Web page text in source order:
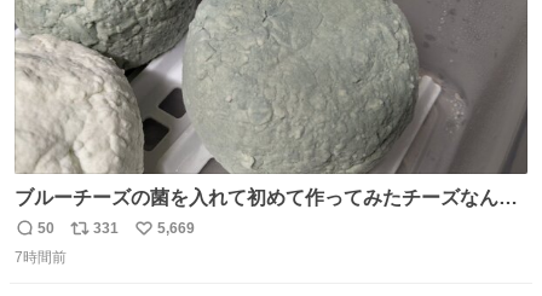
ブルーチーズの菌を入れて初めて作ってみたチーズなんだ
けど 本能でちょっとヤバいと思っちゃう見た目だな
返
信
50
リ
331
い
5,669
7時間前